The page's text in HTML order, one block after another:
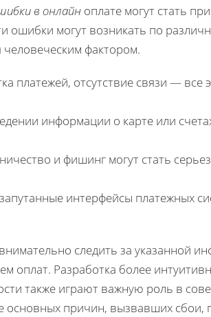
в онлайн оплате могут стать
ошибки могут возникать по
человеческим фактором.
платежей, отсутствие связи — все
информации о карте или
и фишинг могут стать
интерфейсы платежных
следить за указанной
оплат. Разработка более
также играют важную роль в
основных причин, вызвавших сбои,